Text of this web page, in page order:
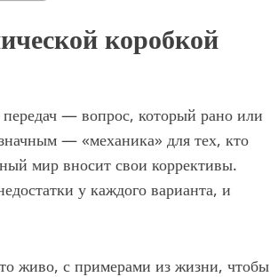
коробкой
— вопрос, который рано или
— «механика» для тех, кто
мир вносит свои коррективы.
у каждого варианта, и
живо, с примерами из жизни, чтобы